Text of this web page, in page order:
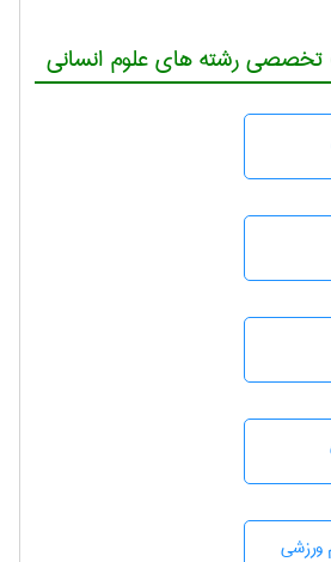
رشته های علوم انسانی
ورزشی